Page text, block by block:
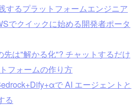
するプラットフォームエンジニア
でクイックに始める開発者ポータ
先は"解かる化"? チャットするだけ
フォームの作り方
で AI エージェントと
る